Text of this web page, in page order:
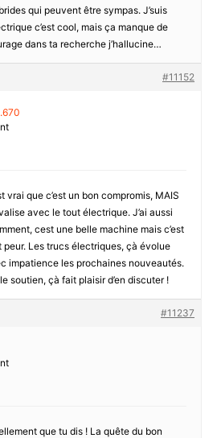
qui peuvent être sympas. J’suis
c’est cool, mais ça manque de
dans ta recherche j’hallucine…
#11152
vrai que c’est un bon compromis, MAIS
avec le tout électrique. J’ai aussi
cest une belle machine mais c’est
Les trucs électriques, çà évolue
impatience les prochaines nouveautés.
soutien, çà fait plaisir d’en discuter !
#11237
que tu dis ! La quête du bon